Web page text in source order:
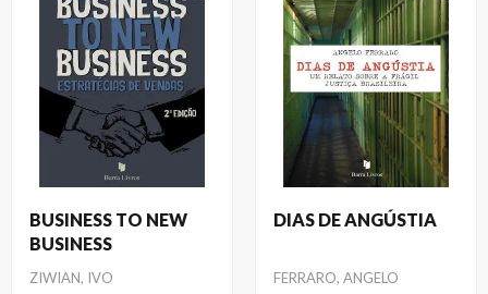
BUSINESS TO NEW
BUSINESS
Autor
ZIWIAN, IVO
DIAS DE ANGÚSTIA
Autor
FERRARO, ANGELO